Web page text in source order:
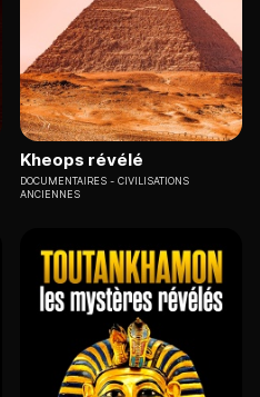
Kheops révélé
DOCUMENTAIRES
CIVILISATIONS
ANCIENNES